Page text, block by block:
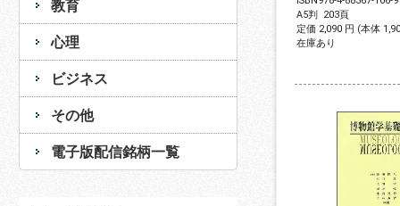
教育
心理
ビジネス
その他
電子版配信銘柄一覧
A5判 203頁
定価 2,090 円 (本体
在庫あり